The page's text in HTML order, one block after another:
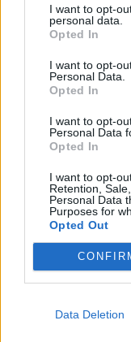
I want to opt-
personal data.
Opted In
I want to opt-
Personal Data.
Opted In
I want to opt-
Personal Data
Opted In
I want to opt-
Retention,
Personal Data
Purposes for
Opted Out
Data Deletion
Últimos